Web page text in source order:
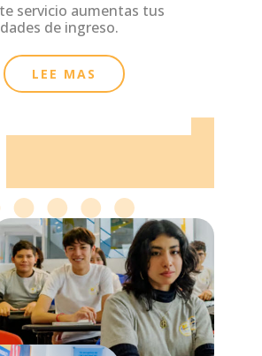
servicio aumentas tus
de ingreso.
LEE MAS